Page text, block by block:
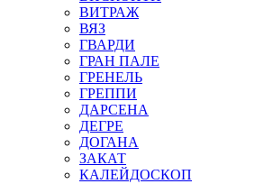
ВИТРАЖ
ВЯЗ
ГВАРДИ
ГРАН ПАЛЕ
ГРЕНЕЛЬ
ГРЕППИ
ДАРСЕНА
ДЕГРЕ
ДОГАНА
ЗАКАТ
КАЛЕЙДОСКОП